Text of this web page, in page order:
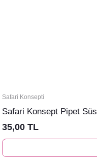
Safari Konsepti
Safari Konsept Pipet
35,00 TL